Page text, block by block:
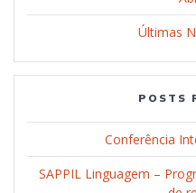
Últimas
POSTS
Conferência
SAPPIL Linguagem –